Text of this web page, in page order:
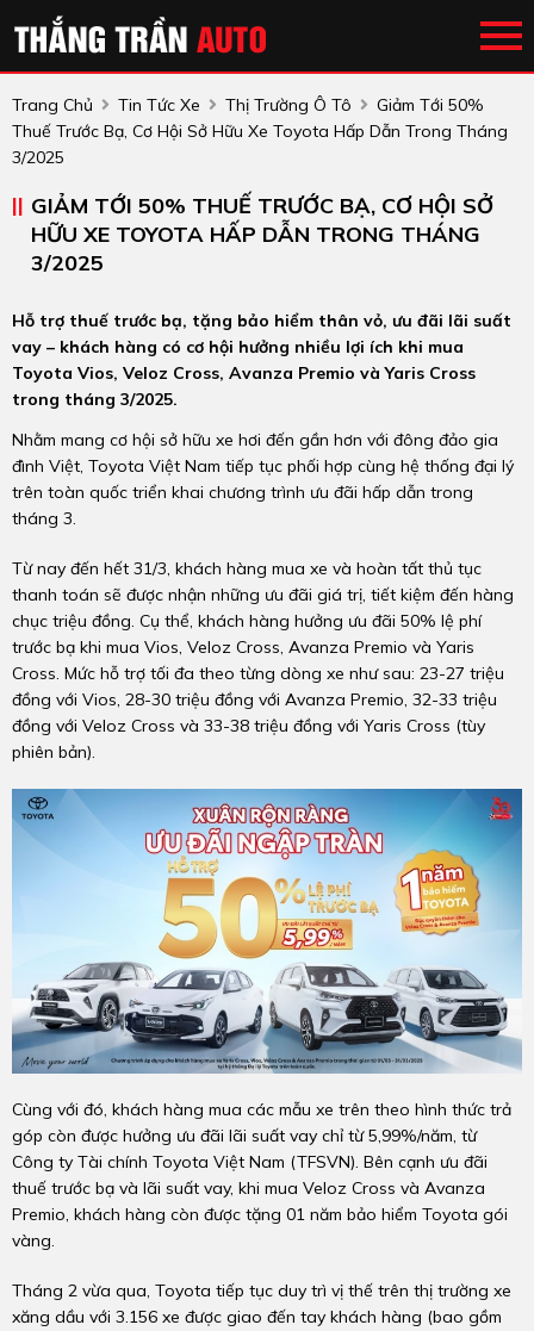
Trang Chủ Tin Tức Xe Thị Trường Ô Tô
Giảm Tới 50%
Thuế Trước Bạ, Cơ Hội Sở Hữu Xe Toyota Hấp Dẫn Trong Tháng
3/2025
GIẢM TỚI 50% THUẾ TRƯỚC BẠ, CƠ HỘI SỞ
HỮU XE TOYOTA HẤP DẪN TRONG THÁNG
3/2025
Hỗ trợ thuế trước bạ, tặng bảo hiểm thân vỏ, ưu đãi lãi suất
vay – khách hàng có cơ hội hưởng nhiều lợi ích khi mua
Toyota Vios, Veloz Cross, Avanza Premio và Yaris Cross
trong tháng 3/2025.
Nhằm mang cơ hội sở hữu xe hơi đến gần hơn với đông đảo gia
đình Việt, Toyota Việt Nam tiếp tục phối hợp cùng hệ thống đại lý
trên toàn quốc triển khai chương trình ưu đãi hấp dẫn trong
tháng 3.
Từ nay đến hết 31/3, khách hàng mua xe và hoàn tất thủ tục
thanh toán sẽ được nhận những ưu đãi giá trị, tiết kiệm đến hàng
chục triệu đồng. Cụ thể, khách hàng hưởng ưu đãi 50% lệ phí
trước bạ khi mua Vios, Veloz Cross, Avanza Premio và Yaris
Cross. Mức hỗ trợ tối đa theo từng dòng xe như sau: 23-27 triệu
đồng với Vios, 28-30 triệu đồng với Avanza Premio, 32-33 triệu
đồng với Veloz Cross và 33-38 triệu đồng với Yaris Cross (tùy
phiên bản).
Cùng với đó, khách hàng mua các mẫu xe trên theo hình thức trả
góp còn được hưởng ưu đãi lãi suất vay chỉ từ 5,99%/năm, từ
Công ty Tài chính Toyota Việt Nam (TFSVN). Bên cạnh ưu đãi
thuế trước bạ và lãi suất vay, khi mua Veloz Cross và Avanza
Premio, khách hàng còn được tặng 01 năm bảo hiểm Toyota gói
vàng.
Tháng 2 vừa qua, Toyota tiếp tục duy trì vị thế trên thị trường xe
xăng dầu với 3.156 xe được giao đến tay khách hàng (bao gồm